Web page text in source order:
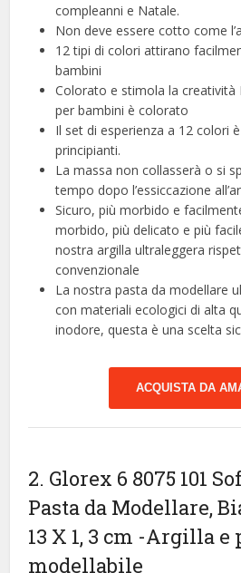
compleanni e Natale.
Non deve essere cotto come
12 tipi di colori attirano
bambini
Colorato e stimola la creatività
per bambini è colorato
Il set di esperienza a 12 colori
principianti.
La massa non collasserà o si
tempo dopo l’essiccazione
Sicuro, più morbido e
morbido, più delicato e più
nostra argilla ultraleggera
convenzionale
La nostra pasta da modellare
con materiali ecologici di alta
inodore, questa è una scelta
ACQUISTA DA
2. Glorex 6 8075 101
Pasta da Modellare,
13 X 1, 3 cm -Argilla e
modellabile